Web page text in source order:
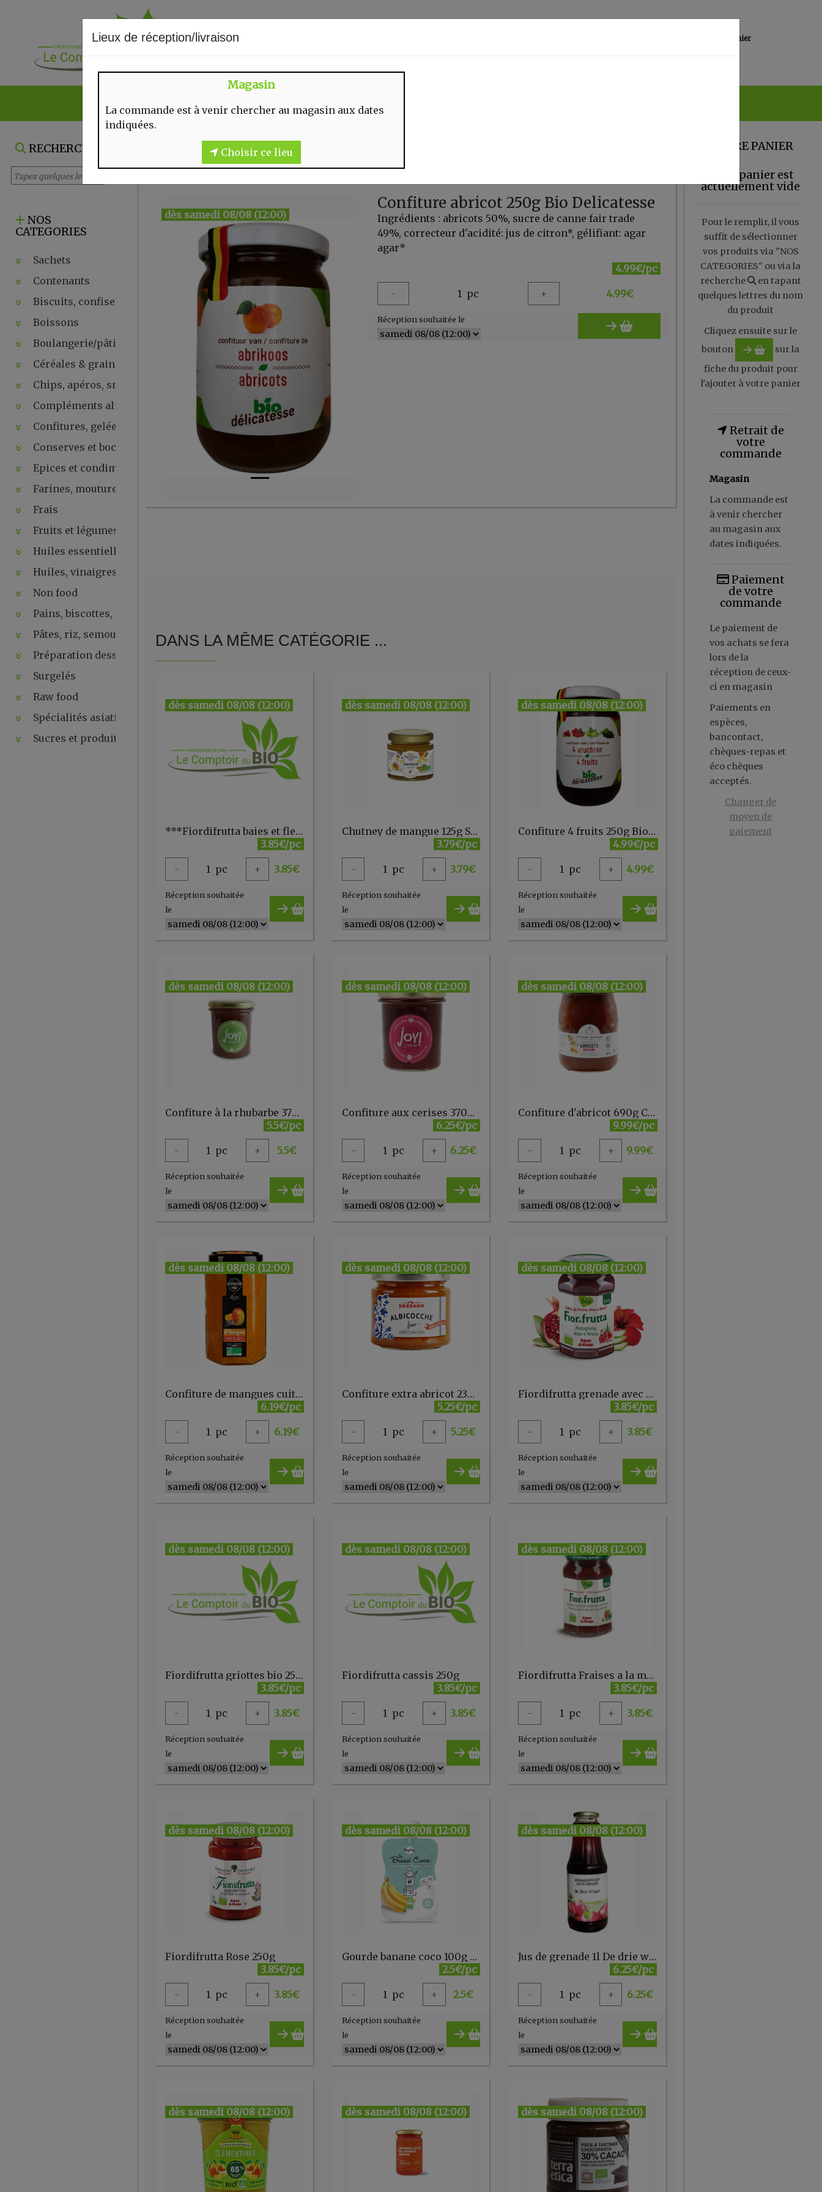
Mon panier
NOS VENTES DU MOMENT CONTACT
RECHERCHE
NOS
CATEGORIES
Sachets
Contenants
Biscuits, confiseries, chocolats, snacks
Boissons
Boulangerie/pâtisseries
Céréales & graines
Chips, apéros, snacks, crackers ...
Compléments alimentaires & plantes
Confitures, gelées, compotes, purées, pâtes à tartiner, ...
Conserves et bocaux
Epices et condiments
Farines, moutures et levures
Frais
Fruits et légumes secs
Huiles essentielles, hydrolats, ...
Huiles, vinaigres, sauces
Non food
Pains, biscottes, levures, ...
Pâtes, riz, semoules
Préparation desserts, ....
Surgelés
Raw food
Spécialités asiatiques
Sucres et produits de la ruche
Lieux de réception/livraison
Magasin
La commande est à venir chercher au magasin aux dates
indiquées.
Choisir ce lieu
dès samedi 08/08 (12:00)
Confiture abricot 250g Bio Delicatesse
Ingrédients : abricots 50%, sucre de canne fair trade
49%, correcteur d'acidité: jus de citron*, gélifiant: agar
agar*
4.99€/pc
- 1 pc + 4.99€
Réception souhaitée le
DANS LA MÊME CATÉGORIE ...
dès samedi 08/08 (12:00)
***Fiordifrutta baies et fleurs de sureau 250g
3.85€/pc
- 1 pc + 3.85€
Réception souhaitée
le
dès samedi 08/08 (12:00)
Chutney de mangue 125g Saveurs et fruits
3.79€/pc
- 1 pc + 3.79€
Réception souhaitée
le
dès samedi 08/08 (12:00)
Confiture 4 fruits 250g Bio Delicatesse
4.99€/pc
- 1 pc + 4.99€
Réception souhaitée
le
dès samedi 08/08 (12:00)
Confiture à la rhubarbe 370g Joy
5.5€/pc
- 1 pc + 5.5€
Réception souhaitée
le
dès samedi 08/08 (12:00)
Confiture aux cerises 370g Joy
6.25€/pc
- 1 pc + 6.25€
Réception souhaitée
le
dès samedi 08/08 (12:00)
Confiture d'abricot 690g Côteaux Nantais
9.99€/pc
- 1 pc + 9.99€
Réception souhaitée
le
dès samedi 08/08 (12:00)
Confiture de mangues cuite au chaudron 300 g Lucien Georgelin
6.19€/pc
- 1 pc + 6.19€
Réception souhaitée
le
dès samedi 08/08 (12:00)
Confiture extra abricot 230g Lazzaris (80% fruits)
5.25€/pc
- 1 pc + 5.25€
Réception souhaitée
le
dès samedi 08/08 (12:00)
Fiordifrutta grenade avec aloe et hibiscus 250g
3.85€/pc
- 1 pc + 3.85€
Réception souhaitée
le
dès samedi 08/08 (12:00)
Fiordifrutta griottes bio 250g
3.85€/pc
- 1 pc + 3.85€
Réception souhaitée
le
dès samedi 08/08 (12:00)
Fiordifrutta cassis 250g
3.85€/pc
- 1 pc + 3.85€
Réception souhaitée
le
dès samedi 08/08 (12:00)
Fiordifrutta Fraises a la menthe bio 250g
3.85€/pc
- 1 pc + 3.85€
Réception souhaitée
le
dès samedi 08/08 (12:00)
Fiordifrutta Rose 250g
3.85€/pc
- 1 pc + 3.85€
Réception souhaitée
le
dès samedi 08/08 (12:00)
Gourde banane coco 100g POPOTE
2.5€/pc
- 1 pc + 2.5€
Réception souhaitée
le
dès samedi 08/08 (12:00)
Jus de grenade 1l De drie wilgen
6.25€/pc
- 1 pc + 6.25€
Réception souhaitée
le
dès samedi 08/08 (12:00) dès samedi 08/08 (12:00) dès samedi 08/08 (12:00)
VOTRE PANIER
Votre panier est
actuellement vide
Pour le remplir, il vous
suffit de sélectionner
vos produits via "NOS
CATEGORIES" ou via la
recherche
en tapant
quelques lettres du nom
du produit
Cliquez ensuite sur le
bouton
sur la
fiche du produit pour
l'ajouter à votre panier
Retrait de
votre
commande
Magasin
La commande est
à venir chercher
au magasin aux
dates indiquées.
Paiement
de votre
commande
Le paiement de
vos achats se fera
lors de la
réception de ceux-
ci en magasin
Paiements en
espèces,
bancontact,
chèques-repas et
éco chèques
acceptés.
Changer de
moyen de
paiement